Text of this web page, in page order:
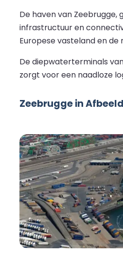
De haven van Zeebrugge,
infrastructuur en
Europese vasteland en de
De diepwaterterminals
zorgt voor een naadloze
Zeebrugge in